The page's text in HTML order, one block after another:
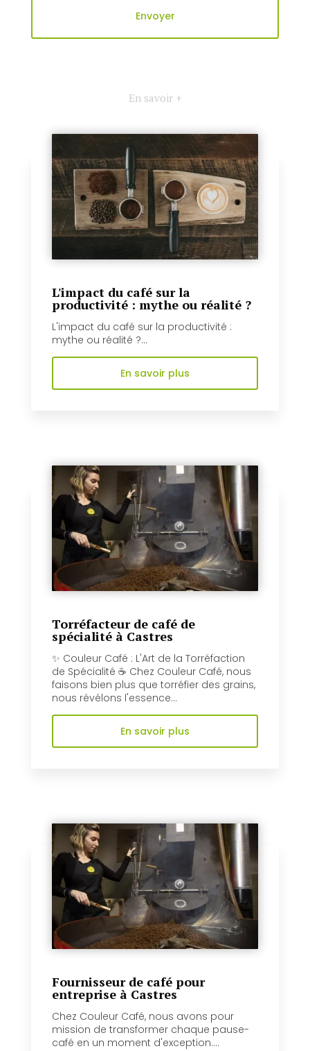
En savoir +
L'impact du café sur la
productivité : mythe ou réalité ?
L'impact du café sur la productivité :
mythe ou réalité ?...
En savoir plus
Torréfacteur de café de
spécialité à Castres
✨ Couleur Café : L'Art de la Torréfaction
de Spécialité ☕️ Chez Couleur Café, nous
faisons bien plus que torréfier des grains,
nous révélons l'essence...
En savoir plus
Fournisseur de café pour
entreprise à Castres
Chez Couleur Café, nous avons pour
mission de transformer chaque pause-
café en un moment d'exception....